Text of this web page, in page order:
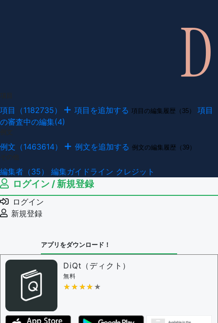
項目（1182735） 項目を追加する 項目の編集履歴（35）
項目
の審査中の編集(4)
例文（1463614） 例文を追加する 例文の編集履歴（39）
編集者（35） 編集ガイドライン クレジット
ログイン / 新規登録
ログイン
新規登録
アプリをダウンロード！
DiQt（ディクト）
無料
★★★★★
★★★★★